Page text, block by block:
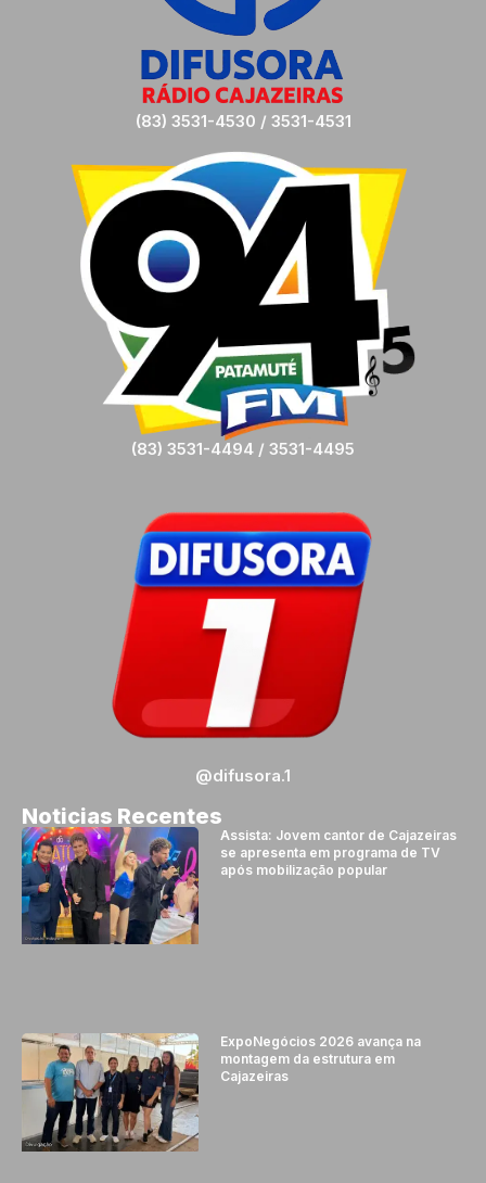
(83) 3531-4530 / 3531-4531
(83) 3531-4494 / 3531-4495
@difusora.1
Noticias Recentes
Assista: Jovem cantor de Cajazeiras
se apresenta em programa de TV
após mobilização popular
ExpoNegócios 2026 avança na
montagem da estrutura em
Cajazeiras